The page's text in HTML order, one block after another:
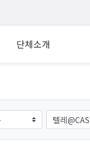
단체소개